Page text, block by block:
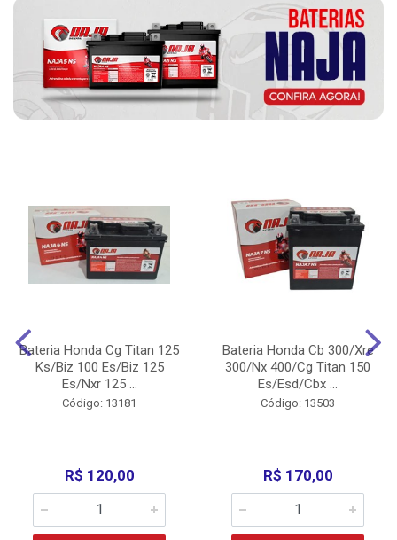
Bateria Honda Cg Titan 125
Ks/Biz 100 Es/Biz 125
Es/Nxr 125 ...
Código: 13181
R$ 120,00
Bateria Honda Cb 300/Xre
300/Nx 400/Cg Titan 150
Es/Esd/Cbx ...
Código: 13503
R$ 170,00